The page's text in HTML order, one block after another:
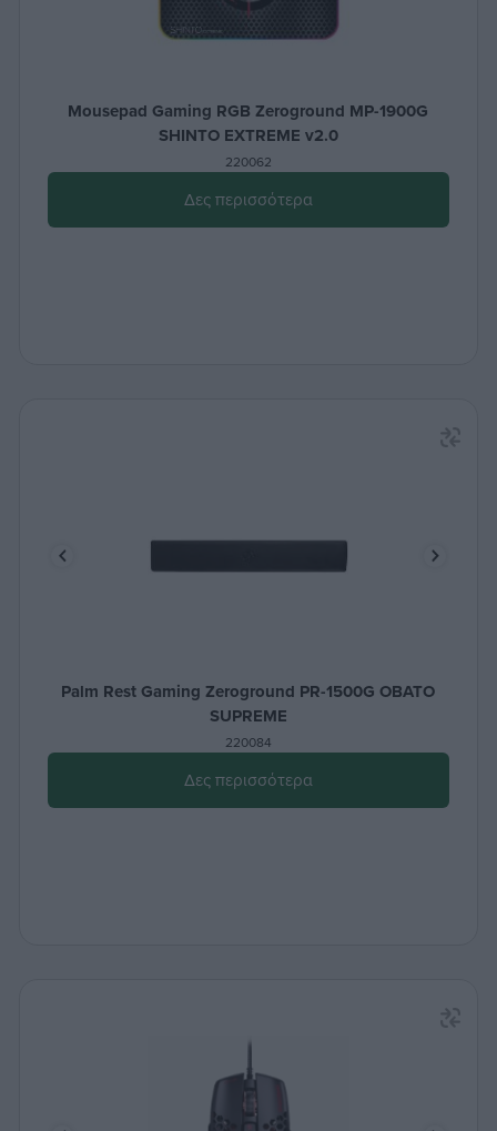
Mousepad Gaming RGB Zeroground MP-1900G
SHINTO EXTREME v2.0
220062
Δες περισσότερα
Palm Rest Gaming Zeroground PR-1500G OBATO
SUPREME
220084
Δες περισσότερα